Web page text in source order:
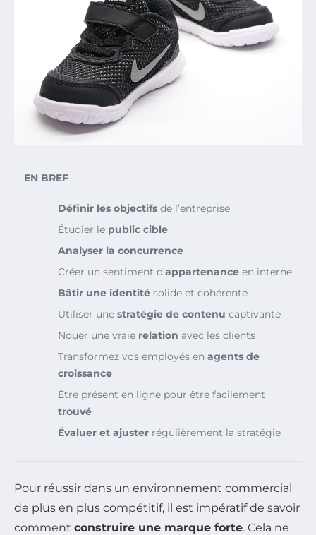
EN BREF
Définir les objectifs de l’entreprise
Étudier le public cible
Analyser la concurrence
Créer un sentiment d’appartenance en interne
Bâtir une identité solide et cohérente
Utiliser une stratégie de contenu captivante
Nouer une vraie relation avec les clients
Transformez vos employés en agents de
croissance
Être présent en ligne pour être facilement
trouvé
Évaluer et ajuster régulièrement la stratégie
Pour réussir dans un environnement commercial
de plus en plus compétitif, il est impératif de savoir
comment construire une marque forte. Cela ne